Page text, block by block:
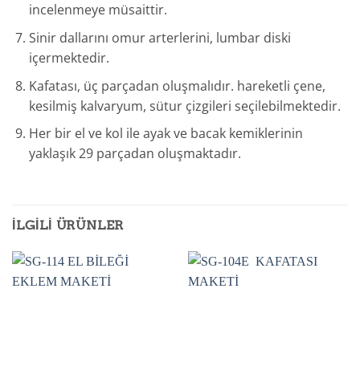
incelenmeye müsaittir.
Sinir dallarını omur arterlerini, lumbar diski
içermektedir.
Kafatası, üç parçadan oluşmalıdır. hareketli çene,
kesilmiş kalvaryum, sütur çizgileri seçilebilmektedir.
Her bir el ve kol ile ayak ve bacak kemiklerinin
yaklaşık 29 parçadan oluşmaktadır.
İLGILI ÜRÜNLER